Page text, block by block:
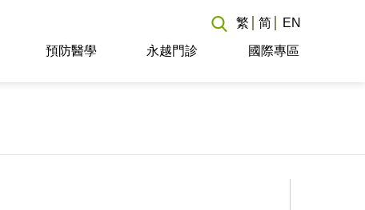
預防醫學 永越門診 國際專區
繁 简 EN